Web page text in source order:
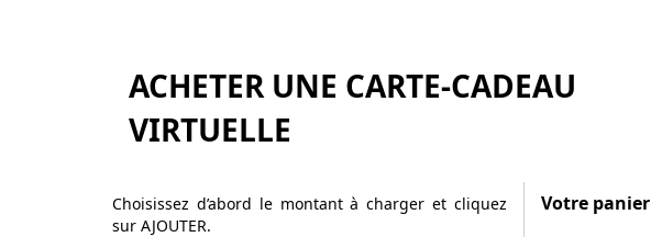
ACHETER UNE CARTE-CADEAU
VIRTUELLE
Choisissez d’abord le montant à charger et cliquez
sur AJOUTER.
Votre panier